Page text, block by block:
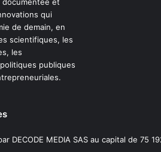
qui
de demain, en
scientifiques, les
les
publiques
DECODE MEDIA SAS au capital de 75